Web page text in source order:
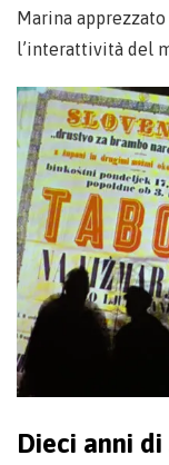
Marina
l’interattività del
Dieci anni di